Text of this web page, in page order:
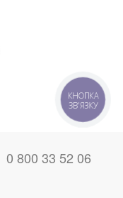
0 800 33 52 06
КНОПКА
ЗВ'ЯЗКУ